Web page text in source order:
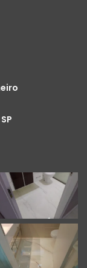
área
3D?
para quem
luxuoso e
constante
no escuro ou
efeitos